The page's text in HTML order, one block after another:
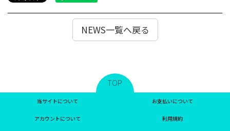
NEWS一覧へ戻る
TOP
当サイトについて お支払いについて
アカウントについて 利用規約